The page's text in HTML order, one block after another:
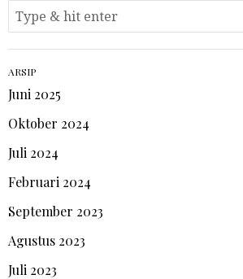
ARSIP
Juni 2025
Oktober 2024
Juli 2024
Februari 2024
September 2023
Agustus 2023
Juli 2023